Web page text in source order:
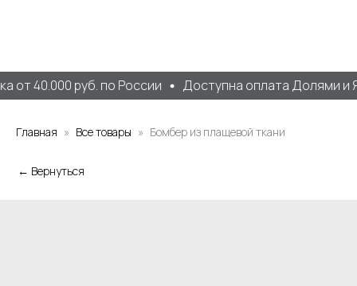
от 40.000 руб. по России Доступна оплата Долями и
Главная Все товары Бомбер из плащевой ткани
← Вернуться